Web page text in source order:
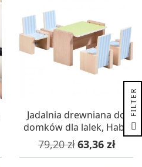
Jadalnia drewniana do
domków dla lalek, Haba
Cena podstawowa
79,20 zł Cena
63,36 zł
R